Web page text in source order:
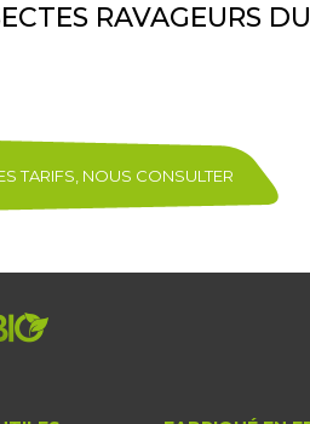
RAVAGEURS
TARIFS, NOUS CONSULTER